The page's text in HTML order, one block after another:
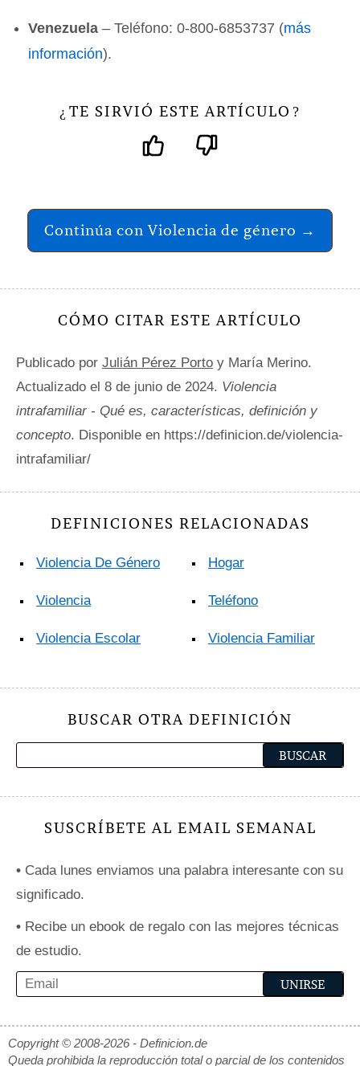
Venezuela– Teléfono: 0-800-6853737 (más
información).
¿ TE SIRVIÓ ESTE ARTÍCULO ?
Continúa con Violencia de género →
CÓMO CITAR ESTE ARTÍCULO
Publicado por Julián Pérez Porto y María Merino.
Actualizado el 8 de junio de 2024. Violencia
intrafamiliar - Qué es, características, definición y
concepto. Disponible en https://definicion.de/violencia-
intrafamiliar/
DEFINICIONES RELACIONADAS
Violencia De Género
Violencia
Violencia Escolar
Hogar
Teléfono
Violencia Familiar
BUSCAR OTRA DEFINICIÓN
SUSCRÍBETE AL EMAIL SEMANAL
• Cada lunes enviamos una palabra interesante con su
significado.
• Recibe un ebook de regalo con las mejores técnicas
de estudio.
Copyright © 2008-2026 - Definicion.de
Queda prohibida la reproducción total o parcial de los contenidos